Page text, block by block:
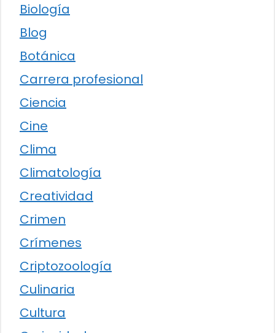
Biología
Blog
Botánica
Carrera profesional
Ciencia
Cine
Clima
Climatología
Creatividad
Crimen
Crímenes
Criptozoología
Culinaria
Cultura